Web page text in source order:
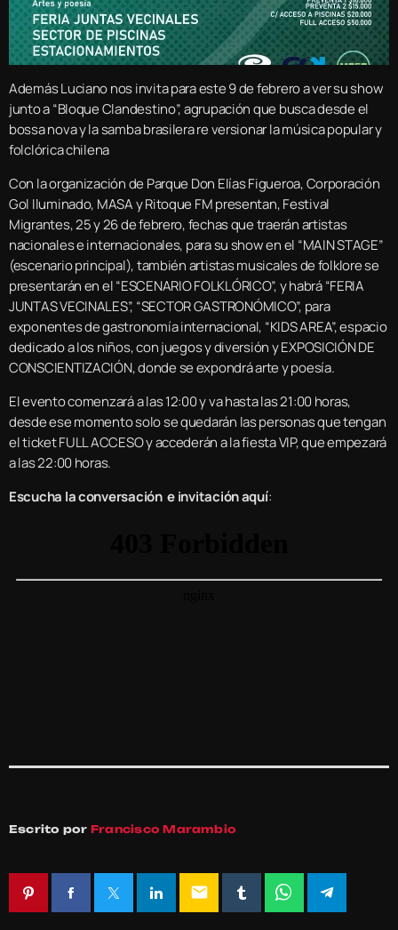
Además Luciano nos invita para este 9 de febrero a ver su show
junto a “Bloque Clandestino”, agrupación que busca desde el
bossa nova y la samba brasilera re versionar la música popular y
folclórica chilena
Con la organización de Parque Don Elías Figueroa, Corporación
Gol Iluminado, MASA y Ritoque FM presentan, Festival
Migrantes, 25 y 26 de febrero, fechas que traerán artistas
nacionales e internacionales, para su show en el “MAIN STAGE”
(escenario principal), también artistas musicales de folklore se
presentarán en el “ESCENARIO FOLKLÓRICO”, y habrá “FERIA
JUNTAS VECINALES”, “SECTOR GASTRONÓMICO”, para
exponentes de gastronomía internacional, “KIDS AREA”, espacio
dedicado a los niños, con juegos y diversión y EXPOSICIÓN DE
CONSCIENTIZACIÓN, donde se expondrá arte y poesía.
El evento comenzará a las 12:00 y va hasta las 21:00 horas,
desde ese momento solo se quedarán las personas que tengan
el ticket FULL ACCESO y accederán a la fiesta VIP, que empezará
a las 22:00 horas.
Escucha la conversación e invitación aquí:
Escrito por Francisco Marambio
email